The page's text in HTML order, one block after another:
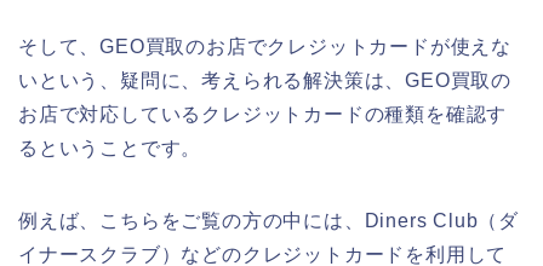
そして、GEO買取のお店でクレジットカードが使えな
いという、疑問に、考えられる解決策は、GEO買取の
お店で対応しているクレジットカードの種類を確認す
るということです。
例えば、こちらをご覧の方の中には、Diners Club（ダ
イナースクラブ）などのクレジットカードを利用して